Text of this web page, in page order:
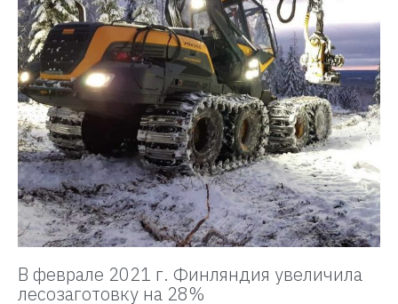
В феврале 2021 г. Финляндия увеличила
лесозаготовку на 28%